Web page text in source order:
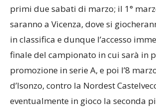
primi due sabati di marzo; il 1°
saranno a Vicenza, dove si
in classifica e dunque l’accesso
finale del campionato in cui sarà in
promozione in serie A, e poi l’8
d’Isonzo, contro la Nordest
eventualmente in gioco la seconda